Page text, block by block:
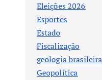
Eleições 2026
Esportes
Estado
Fiscalização
geologia brasileira
Geopolítica